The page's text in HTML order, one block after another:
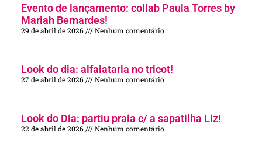
Evento de lançamento: collab Paula Torres by
Mariah Bernardes!
29 de abril de 2026 Nenhum comentário
Look do dia: alfaiataria no tricot!
27 de abril de 2026 Nenhum comentário
Look do Dia: partiu praia c/ a sapatilha Liz!
22 de abril de 2026 Nenhum comentário